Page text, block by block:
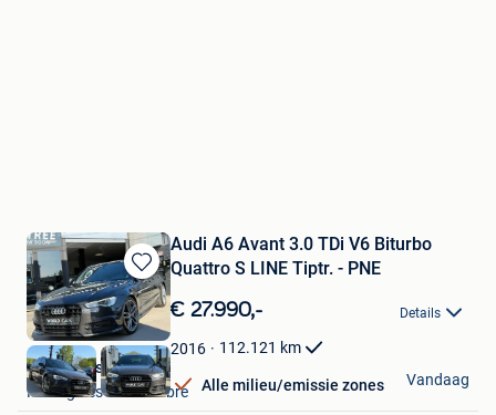
Bewaren
in
Mijn
Favorieten
Audi A6 Avant 3.0 TDi V6 Biturbo
Quattro S LINE Tiptr. - PNE
€ 27.990,- Details
2016 112.121 km
Alle milieu/emissie zones
World Cars SRL
Montignies-Sur-Sambre
Vandaag